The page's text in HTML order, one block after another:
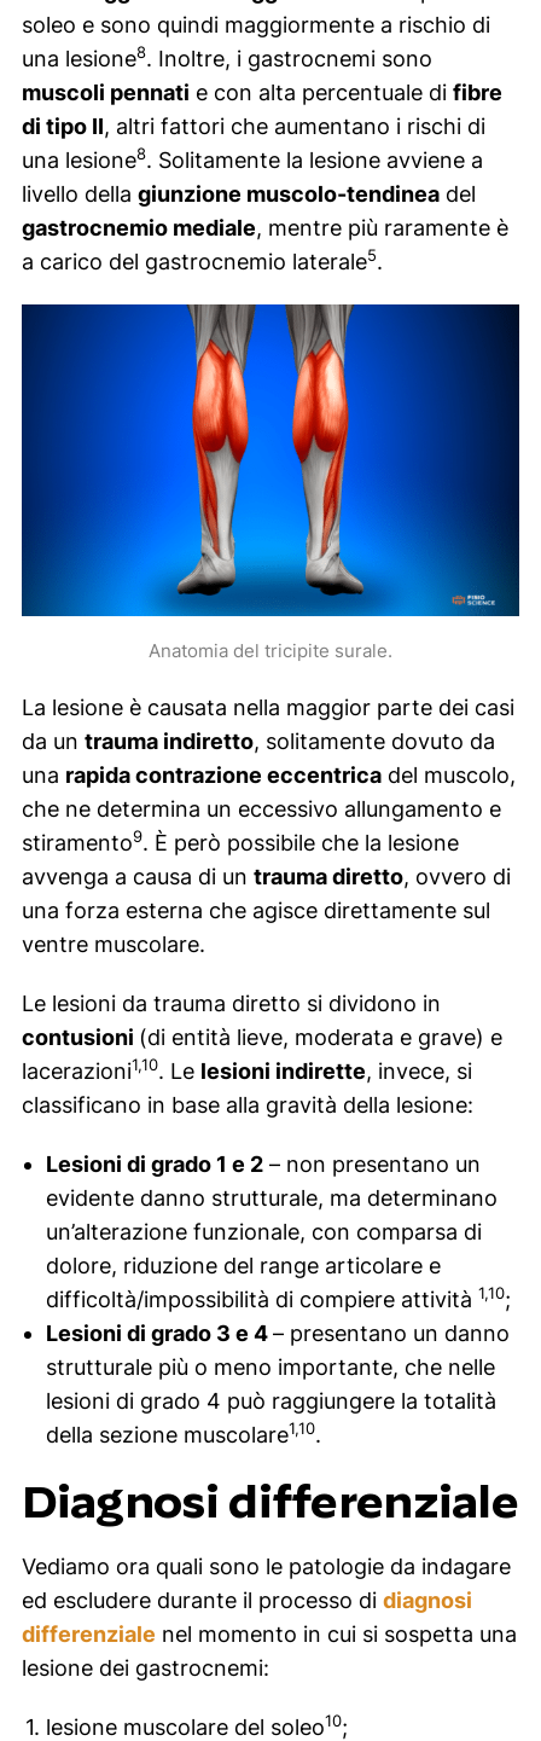
soleo e sono quindi maggiormente a rischio di
una lesione8. Inoltre, i gastrocnemi sono
muscoli pennati e con alta percentuale di fibre
di tipo II, altri fattori che aumentano i rischi di
una lesione8. Solitamente la lesione avviene a
livello della giunzione muscolo-tendineadel
gastrocnemio mediale, mentre più raramente è
a carico del gastrocnemio laterale5.
Anatomia del tricipite surale.
La lesione è causata nella maggior parte dei casi
da un trauma indiretto, solitamente dovuto da
una rapida contrazione eccentricadel muscolo,
che ne determina un eccessivo allungamento e
stiramento9. È però possibile che la lesione
avvenga a causa di un trauma diretto, ovvero di
una forza esterna che agisce direttamente sul
ventre muscolare.
Le lesioni da trauma diretto si dividono in
contusioni (di entità lieve, moderata e grave) e
lacerazioni1,10. Le lesioni indirette, invece, si
classificano in base alla gravità della lesione:
Lesioni di grado 1 e 2– non presentano un
evidente danno strutturale, ma determinano
un’alterazione funzionale, con comparsa di
dolore, riduzione del range articolare e
difficoltà/impossibilità di compiere attività 1,10;
Lesioni di grado 3 e 4– presentano un danno
strutturale più o meno importante, che nelle
lesioni di grado 4 può raggiungere la totalità
della sezione muscolare1,10.
Diagnosi differenziale
Vediamo ora quali sono le patologie da indagare
ed escludere durante il processo di diagnosi
differenziale nel momento in cui si sospetta una
lesione dei gastrocnemi:
lesione muscolare del soleo10;